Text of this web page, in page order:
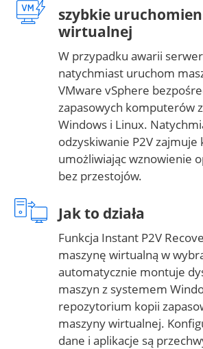
szybkie
wirtualnej
W przypadku awarii
natychmiast uruchom
VMware vSphere
zapasowych komputerów
Windows i Linux.
odzyskiwanie P2V zajmuje
umożliwiając wznowienie
bez przestojów.
Jak to działa
Funkcja Instant P2V
maszynę wirtualną w
automatycznie montuje
maszyn z systemem
repozytorium kopii
maszyny wirtualnej.
dane i aplikacje są